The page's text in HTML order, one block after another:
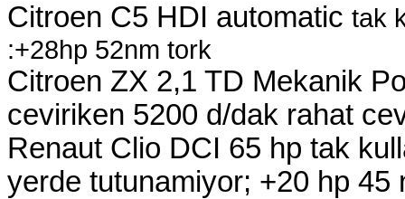
Citroen C5 HDI automatic tak
:+28hp 52nm tork
Citroen ZX 2,1 TD Mekanik
ceviriken 5200 d/dak rahat
Renaut Clio DCI 65 hp tak
yerde tutunamiyor; +20 hp 45